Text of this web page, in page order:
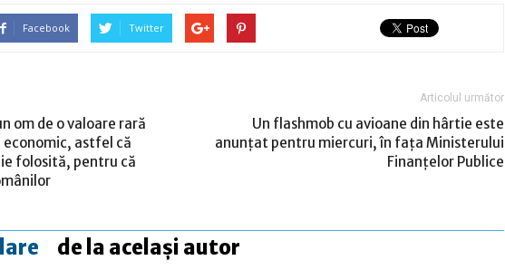
Facebook Twitter
om de o valoare rară
economic, astfel că
folosită, pentru că
Articolul următor
Un flashmob cu avioane din hârtie este
anunţat pentru miercuri, în faţa Ministerului
Finanţelor Publice
de la același autor